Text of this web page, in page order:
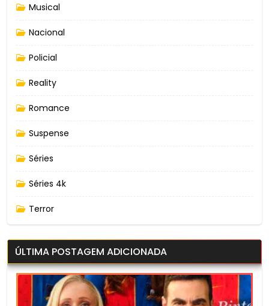
Musical
Nacional
Policial
Reality
Romance
Suspense
Séries
Séries 4k
Terror
ÚLTIMA POSTAGEM ADICIONADA